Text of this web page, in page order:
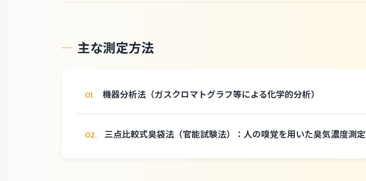
主な測定方法
01. 機器分析法（ガスクロマトグラフ等による化学的分析）
02. 三点比較式臭袋法（官能試験法）：人の嗅覚を用いた臭気濃度測定